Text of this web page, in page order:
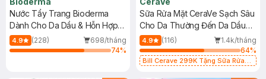
Nước Tẩy Trang Bioderma
Dành Cho Da Dầu & Hỗn Hợp
500ml
4.9 (228)
698/tháng
74%
Sữa Rửa Mặt CeraVe Sạch Sâu
Cho Da Thường Đến Da Dầu
473ml
4.9 (116)
1.4k/tháng
64%
Bill Cerave 299K Tặng Sữa Rửa